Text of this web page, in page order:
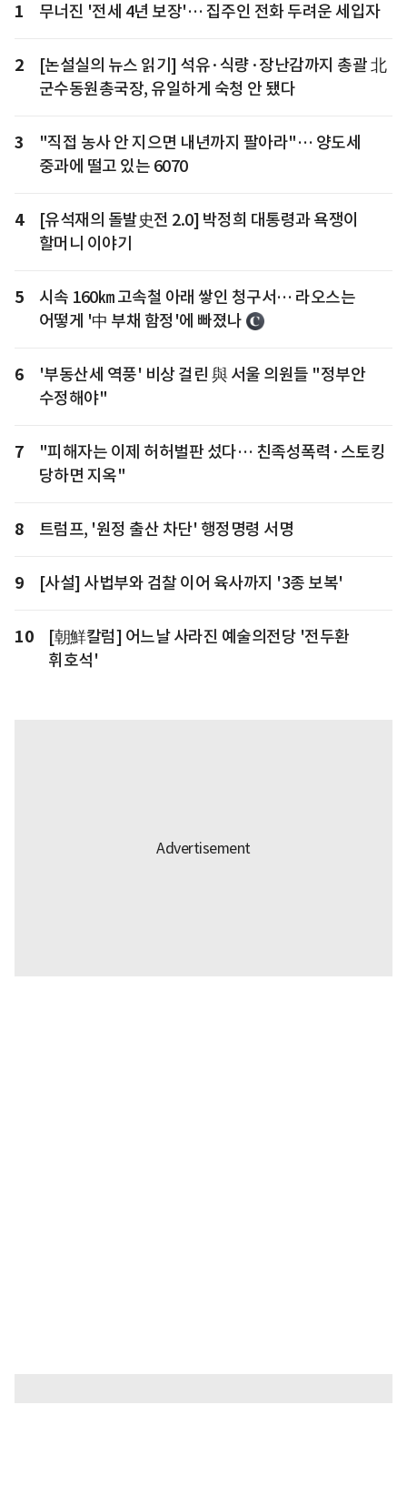
1 무너진 '전세 4년 보장'… 집주인 전화 두려운 세입자
2
[논설실의 뉴스 읽기] 석유·식량·장난감까지 총괄 北
군수동원총국장, 유일하게 숙청 안 됐다
3
"직접 농사 안 지으면 내년까지 팔아라"… 양도세
중과에 떨고 있는 6070
4
[유석재의 돌발史전 2.0] 박정희 대통령과 욕쟁이
할머니 이야기
5
시속 160㎞ 고속철 아래 쌓인 청구서… 라오스는
어떻게 '中 부채 함정'에 빠졌나
6
'부동산세 역풍' 비상 걸린 與 서울 의원들 "정부안
수정해야"
7
"피해자는 이제 허허벌판 섰다… 친족성폭력·스토킹
당하면 지옥"
8 트럼프, '원정 출산 차단' 행정명령 서명
9 [사설] 사법부와 검찰 이어 육사까지 '3종 보복'
10
[朝鮮칼럼] 어느날 사라진 예술의전당 '전두환
휘호석'